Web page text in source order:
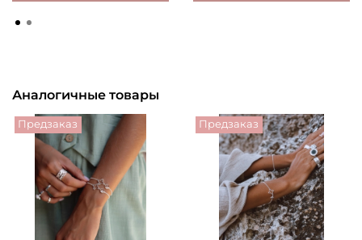
Аналогичные товары
Предзаказ Предзаказ